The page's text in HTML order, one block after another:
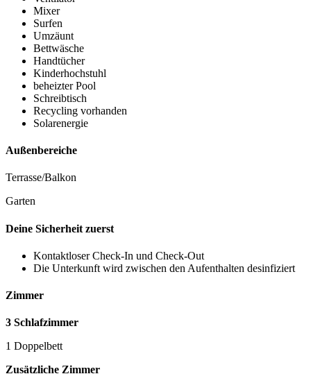
Mixer
Surfen
Umzäunt
Bettwäsche
Handtücher
Kinderhochstuhl
beheizter Pool
Schreibtisch
Recycling vorhanden
Solarenergie
Außenbereiche
Terrasse/Balkon
Garten
Deine Sicherheit zuerst
Kontaktloser Check-In und Check-Out
Die Unterkunft wird zwischen den Aufenthalten desinfiziert
Zimmer
3 Schlafzimmer
1 Doppelbett
Zusätzliche Zimmer